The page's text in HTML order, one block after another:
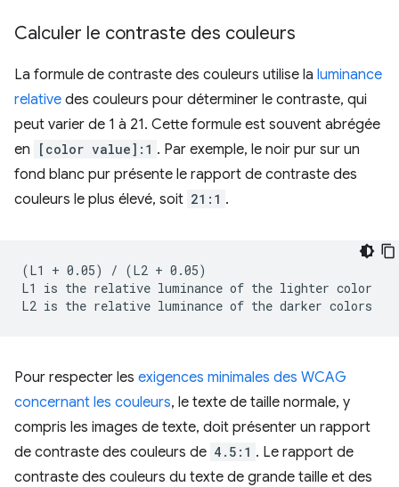
Calculer le contraste des couleurs
La formule de contraste des couleurs utilise la luminance
relative des couleurs pour déterminer le contraste, qui
peut varier de 1 à 21. Cette formule est souvent abrégée
en
[color value]:1 . Par exemple, le noir pur sur un
fond blanc pur présente le rapport de contraste des
couleurs le plus élevé, soit 21:1 .
(L1 + 0.05) / (L2 + 0.05)
L1 is the relative luminance of the lighter color
Pour respecter les exigences minimales des WCAG
concernant les couleurs, le texte de taille normale, y
compris les images de texte, doit présenter un rapport
de contraste des couleurs de 4.5:1 . Le rapport de
contraste des couleurs du texte de grande taille et des